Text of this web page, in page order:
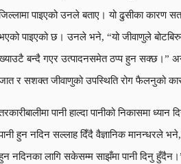
पाइएको उनले बताए। यो ढुसीका कारण
पाइएको छ। उनले भने, “यो जीवाणुले
बन्दै गएर उत्पादनसमेत ठप्प हुन सक्छ।”
र सशक्त जीवाणुको उपस्थिति रोग फैलनुको
पानी हाल्दा पानीको निकासमा
हुन नदिन सल्लाह दिँदै वैज्ञानिक मानन्धरले
नदिनका लागि सकेसम्म साझँमा पानी दिनु हुँदैन।”